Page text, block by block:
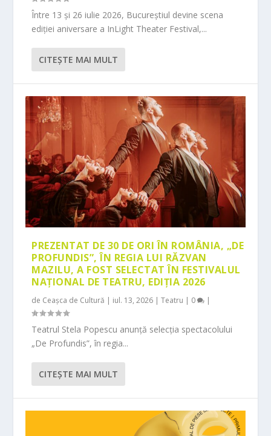
Între 13 și 26 iulie 2026, Bucureștiul devine scena
ediției aniversare a InLight Theater Festival,...
CITEŞTE MAI MULT
PREZENTAT DE 30 DE ORI ÎN ROMÂNIA, „DE
PROFUNDIS”, ÎN REGIA LUI RĂZVAN
MAZILU, A FOST SELECTAT ÎN FESTIVALUL
NAȚIONAL DE TEATRU, EDIȚIA 2026
de Ceașca de Cultură | iul. 13, 2026 |Teatru | 0 |
Teatrul Stela Popescu anunță selecția spectacolului
„De Profundis”, în regia...
CITEŞTE MAI MULT